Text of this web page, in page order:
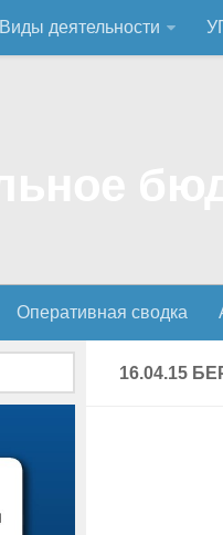
Виды деятельности
Оперативная сводка
16.04.15